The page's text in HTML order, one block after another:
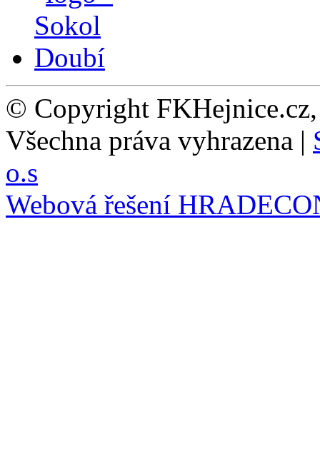
© Copyright
Všechna práva vyhrazena |
o.s
Webová řešení